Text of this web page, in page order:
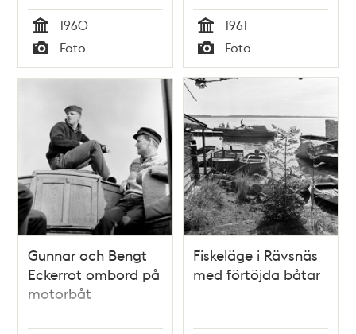
Tid
1960
Typ
Foto Tid
1961
Typ
Foto
Gunnar och Bengt
Eckerrot ombord på
motorbåt
Fiskeläge i Rävsnäs
med förtöjda båtar